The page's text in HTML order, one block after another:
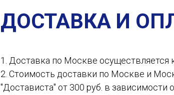
ДОСТАВКА И
1. Доставка по Москве осуществляется
2. Стоимость доставки по Москве и
"Достависта" от 300 руб. в зависимости